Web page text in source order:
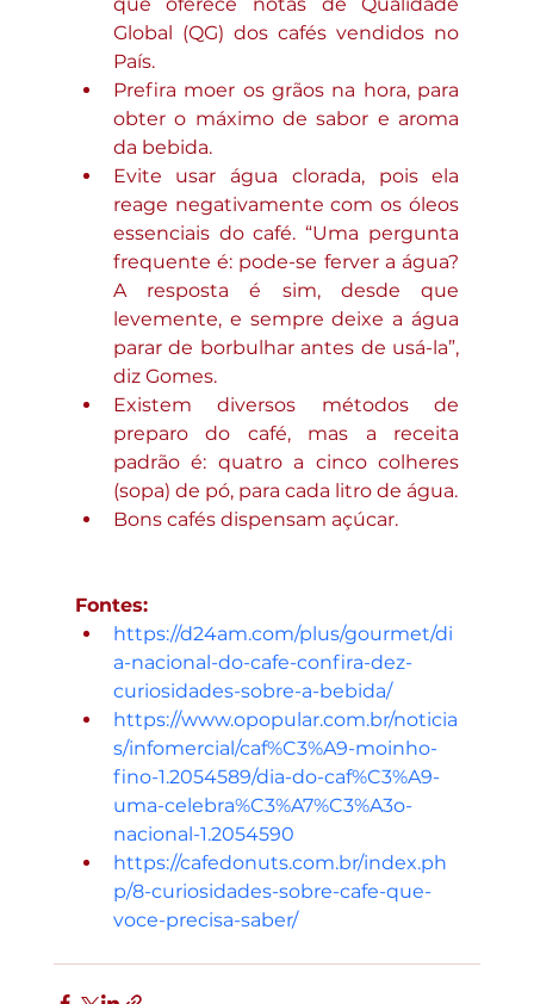
Global (QG) dos cafés vendidos no
País.
Prefira moer os grãos na hora, para
obter o máximo de sabor e aroma
da bebida.
Evite usar água clorada, pois ela
reage negativamente com os óleos
essenciais do café. “Uma pergunta
frequente é: pode-se ferver a água?
A resposta é sim, desde que
levemente, e sempre deixe a água
parar de borbulhar antes de usá-la”,
diz Gomes.
Existem diversos métodos de
preparo do café, mas a receita
padrão é: quatro a cinco colheres
(sopa) de pó, para cada litro de água.
Bons cafés dispensam açúcar.
Fontes:
https://d24am.com/plus/gourmet/di
a-nacional-do-cafe-confira-dez-
curiosidades-sobre-a-bebida/
https://www.opopular.com.br/noticia
s/infomercial/caf%C3%A9-moinho-
fino-1.2054589/dia-do-caf%C3%A9-
uma-celebra%C3%A7%C3%A3o-
nacional-1.2054590
https://cafedonuts.com.br/index.ph
p/8-curiosidades-sobre-cafe-que-
voce-precisa-saber/